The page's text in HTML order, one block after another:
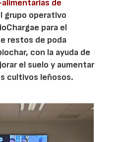
de
grupo operativo
para el
restos de poda
con la ayuda de
el suelo y aumentar
cultivos leñosos.